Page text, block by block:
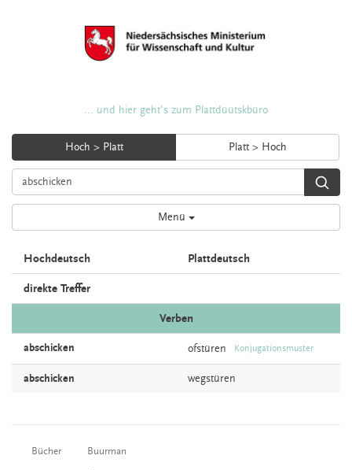
... und hier geht's zum Plattdüütskbüro
Hoch > Platt Platt > Hoch
Menü
Hochdeutsch Plattdeutsch
direkte Treffer
Verben
abschicken ofstüren Konjugationsmuster
abschicken wegstüren
Bücher Buurman